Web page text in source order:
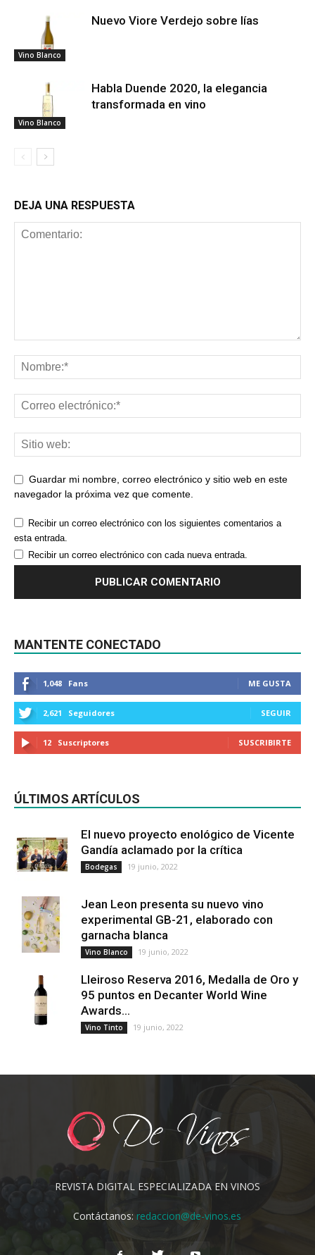
Vino Blanco
Nuevo Viore Verdejo sobre lías
Vino Blanco
Habla Duende 2020, la elegancia
transformada en vino
DEJA UNA RESPUESTA
Guardar mi nombre, correo electrónico y sitio web en este
navegador la próxima vez que comente.
Recibir un correo electrónico con los siguientes comentarios a
esta entrada.
Recibir un correo electrónico con cada nueva entrada.
MANTENTE CONECTADO
1,048 Fans ME GUSTA
2,621 Seguidores SEGUIR
12 Suscriptores SUSCRIBIRTE
ÚLTIMOS ARTÍCULOS
El nuevo proyecto enológico de Vicente
Gandía aclamado por la crítica
Bodegas 19 junio, 2022
Jean Leon presenta su nuevo vino
experimental GB-21, elaborado con
garnacha blanca
Vino Blanco 19 junio, 2022
Lleiroso Reserva 2016, Medalla de Oro y
95 puntos en Decanter World Wine
Awards...
Vino Tinto 19 junio, 2022
REVISTA DIGITAL ESPECIALIZADA EN VINOS
Contáctanos:redaccion@de-vinos.es